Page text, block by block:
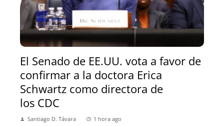
El Senado de EE.UU. vota a favor de
confirmar a la doctora Erica
Schwartz como directora de
los CDC
Santiago D. Távara 1 hora ago